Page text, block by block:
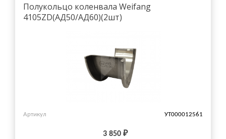
Полукольцо коленвала Weifang
4105ZD(АД50/АД60)(2шт)
Артикул УТ000012561
3 850 ₽